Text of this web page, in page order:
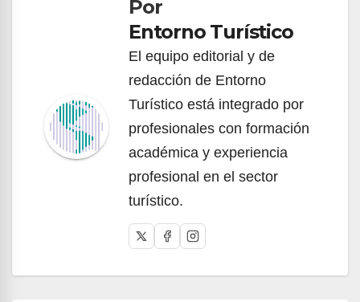
entradasPor
Entorno Turístico
El equipo editorial y de
redacción de Entorno
Turístico está integrado por
profesionales con formación
académica y experiencia
profesional en el sector
turístico.